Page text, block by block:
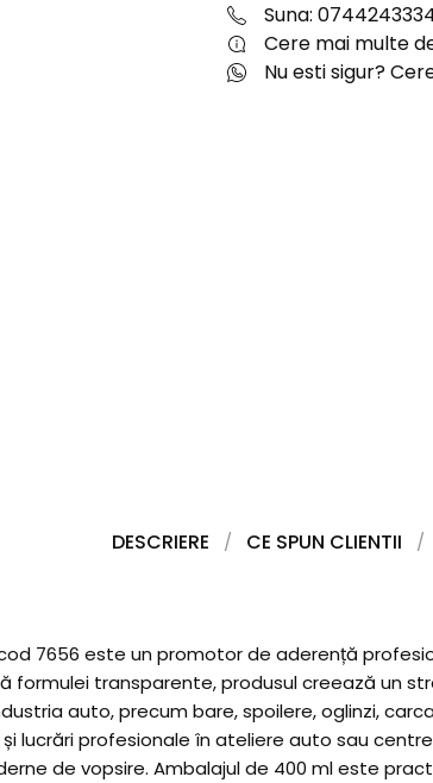
Suna:
Cere mai multe
Nu esti sigur?
DESCRIERE CE SPUN CLIENTII
7656 este un promotor de aderență
formulei transparente, produsul creează un
auto, precum bare, spoilere, oglinzi,
lucrări profesionale în ateliere auto sau
de vopsire. Ambalajul de 400 ml este